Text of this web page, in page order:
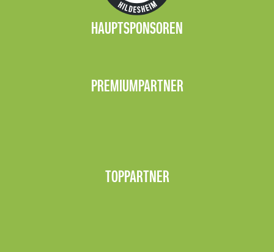
HAUPTSPONSOREN
PREMIUMPARTNER
TOPPARTNER